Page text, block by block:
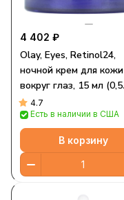
4 402 ₽
Olay, Eyes, Retinol24,
ночной крем для кожи
вокруг глаз, 15 мл (0,5
жидк. Унции)
4.7
Есть в наличии в США
В корзину